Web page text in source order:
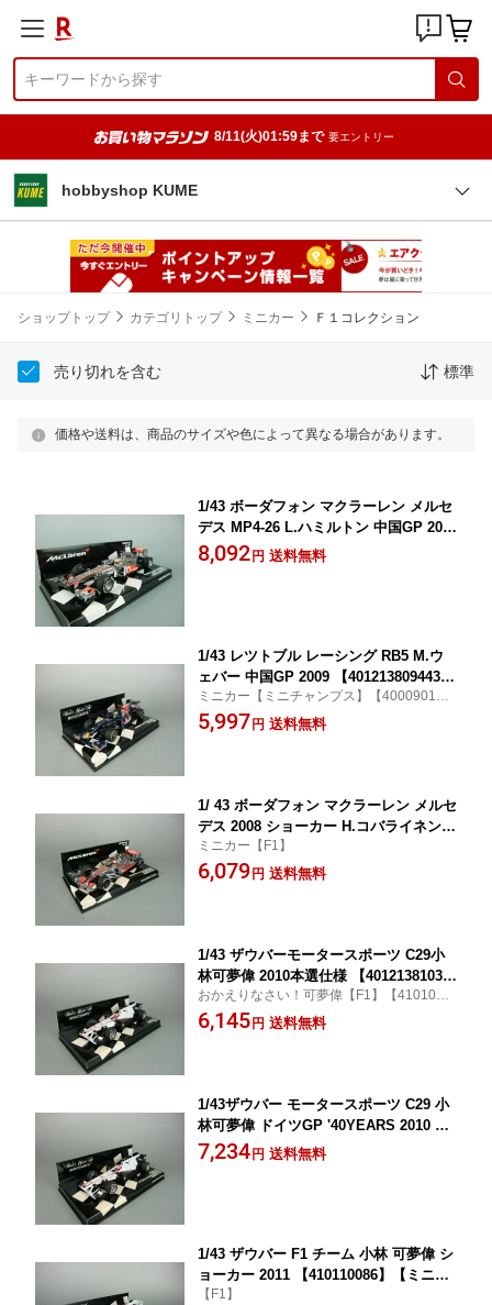
8/11(火)01:59まで 要エントリー
hobbyshop KUME
ショップトップ カテゴリトップ ミニカー Ｆ１コレクション
売り切れを含む 標準
価格や送料は、商品のサイズや色によって異なる場合があります。
1/43 ボーダフォン マクラーレン メルセ
デス MP4-26 L.ハミルトン 中国GP 201
1 ウィナー【530114313】【ミニチャン
プス】【4012138110236】
8,092 円 送料無料
1/43 レツトブル レーシング RB5 M.ウ
ェバー 中国GP 2009 【401213809443
7】
ミニカー【ミニチャンプス】【40009011
4】
5,997 円 送料無料
1/ 43 ボーダフォン マクラーレン メルセ
デス 2008 ショーカー H.コバライネン 5
30084393 【4012138085596】【ミニ
チャンプス】
ミニカー【F1】
6,079 円 送料無料
1/43 ザウバーモータースポーツ C29小
林可夢偉 2010本選仕様 【40121381038
70】【ミニチャンプス】
おかえりなさい！可夢偉【F1】【4101000
23】
6,145 円 送料無料
1/43ザウバー モータースポーツ C29 小
林可夢偉 ドイツGP '40YEARS 2010 【4
10100123】【ミニチャンプス】【40121
38106710】
7,234 円 送料無料
1/43 ザウバー F1 チーム 小林 可夢偉 シ
ョーカー 2011 【410110086】【ミニチ
ャンプス】【4012138107632】
【F1】